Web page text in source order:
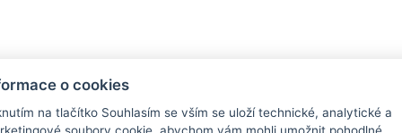
o cookies
na tlačítko Souhlasím se vším se uloží technické, analytické a